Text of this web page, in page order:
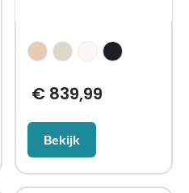
€ 839,99
Bekijk